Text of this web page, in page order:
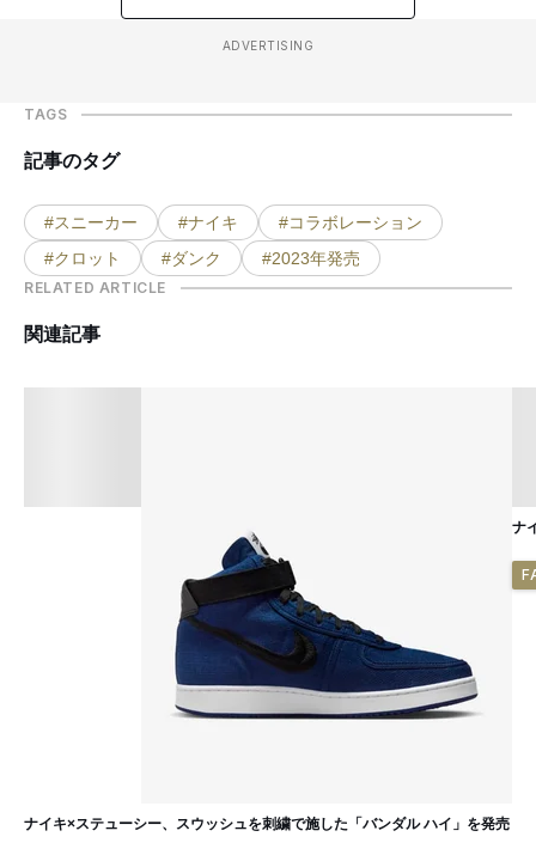
ADVERTISING
TAGS
記事のタグ
#スニーカー #ナイキ
#コラボレーション
#クロット
#ダンク #2023年発売
RELATED ARTICLE
関連記事
ナイキ×ステューシー、スウッシュを刺繍で施した「バンダル ハイ」を発売
ナ